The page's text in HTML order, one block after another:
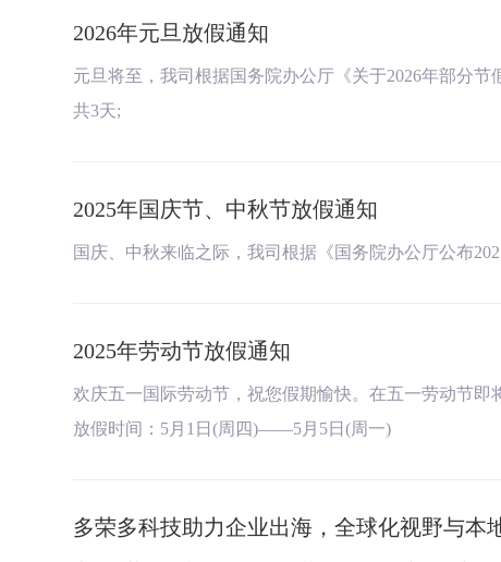
2026年元旦放假通知
元旦将至，我司根据国务院办公厅《关于2026年部分
共3天;
2025年国庆节、中秋节放假通知
国庆、中秋来临之际，我司根据《国务院办公厅公布
2025年劳动节放假通知
欢庆五一国际劳动节，祝您假期愉快。在五一劳动节即
放假时间：5月1日(周四)——5月5日(周一)
多荣多科技助力企业出海，全球化视野与本